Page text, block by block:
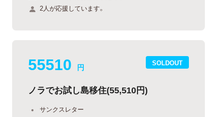
2人が応援しています。
SOLDOUT
55510 円
ノラでお試し島移住(55,510円)
サンクスレター